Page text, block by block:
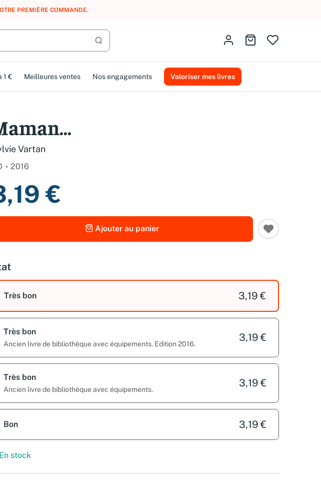
GRATUITEMENT LE CLUB AMMAREAL.
Lancer la recherche
Identifiez-vousAller au panier
1 € Meilleures ventes Nos engagements Valoriser mes livres
Vartan
2016
€
Ajouter au panier
Très bon 3,19 €
Très bon
Ancien livre de bibliothèque avec équipements. Edition 2016.
3,19 €
Très bon
Ancien livre de bibliothèque avec équipements.
3,19 €
Bon 3,19 €
En stock